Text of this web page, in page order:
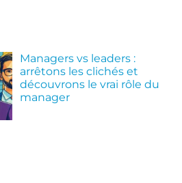
Managers vs leaders :
arrêtons les clichés et
découvrons le vrai rôle du
manager